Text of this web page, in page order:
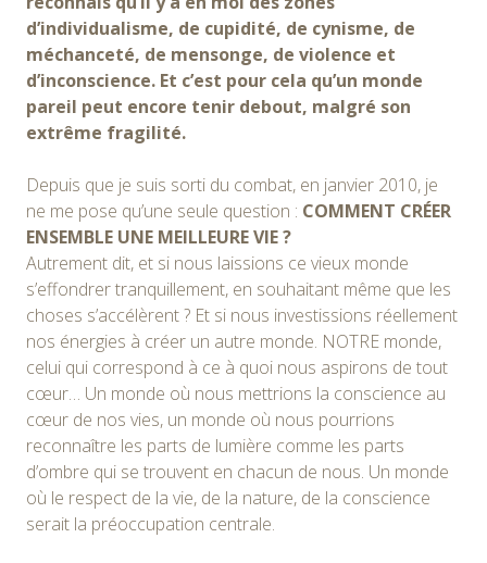
d’individualisme, de cupidité, de cynisme, de
méchanceté, de mensonge, de violence et
d’inconscience. Et c’est pour cela qu’un monde
pareil peut encore tenir debout, malgré son
extrême fragilité.
Depuis que je suis sorti du combat, en janvier 2010, je
ne me pose qu’une seule question : COMMENT CRÉER
ENSEMBLE UNE MEILLEURE VIE ?
Autrement dit, et si nous laissions ce vieux monde
s’effondrer tranquillement, en souhaitant même que les
choses s’accélèrent ? Et si nous investissions réellement
nos énergies à créer un autre monde. NOTRE monde,
celui qui correspond à ce à quoi nous aspirons de tout
cœur… Un monde où nous mettrions la conscience au
cœur de nos vies, un monde où nous pourrions
reconnaître les parts de lumière comme les parts
d’ombre qui se trouvent en chacun de nous. Un monde
où le respect de la vie, de la nature, de la conscience
serait la préoccupation centrale.